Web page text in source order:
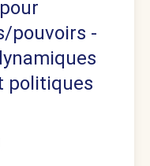
pouvoirs -
politiques